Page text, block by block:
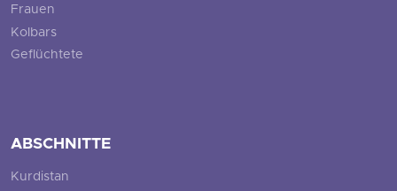
Frauen
Kolbars
Geflüchtete
ABSCHNITTE
Kurdistan